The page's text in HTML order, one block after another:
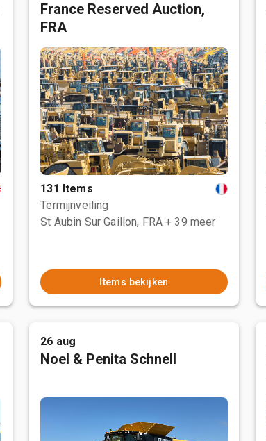
France Reserved Auction,
FRA
131 Items
Termijnveiling
St Aubin Sur Gaillon, FRA + 39 meer
Items bekijken
26 aug
Noel & Penita Schnell